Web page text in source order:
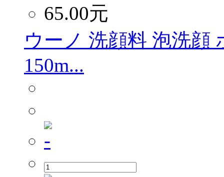
65.00元
ウーノ 洗顔料 泡洗顔
150m...